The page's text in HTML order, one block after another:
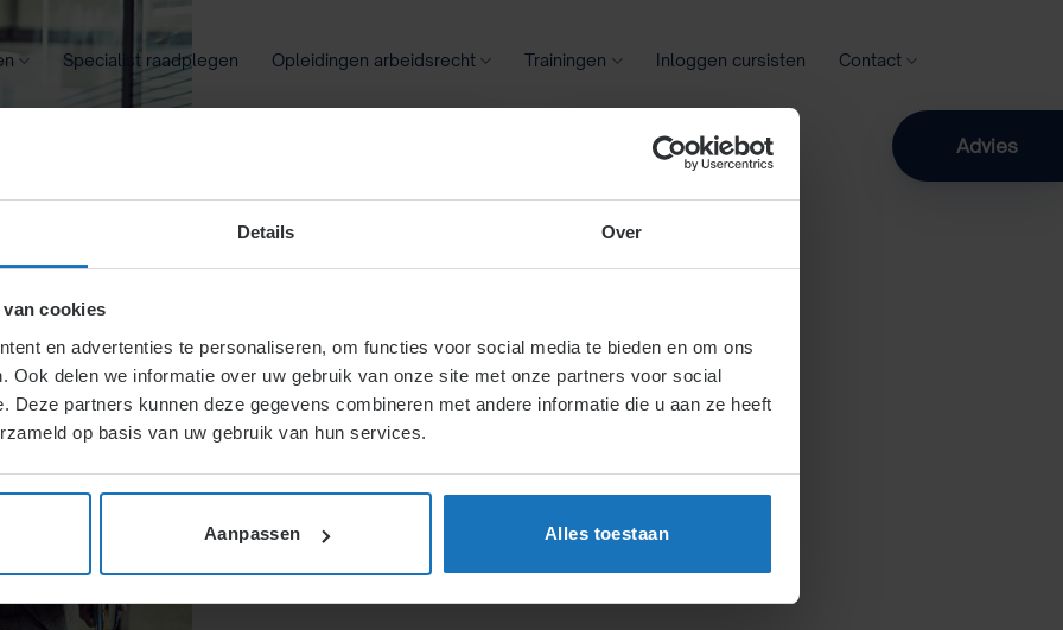
Details Over
cookies
en advertenties te personaliseren, om functies voor social media te bieden en om ons
Ook delen we informatie over uw gebruik van onze site met onze partners voor social
Deze partners kunnen deze gegevens combineren met andere informatie die u aan ze heeft
op basis van uw gebruik van hun services.
Aanpassen Alles toestaan
Specialist raadplegen Opleidingen arbeidsrecht Trainingen Inloggen cursisten Contact
Zoeken Advies